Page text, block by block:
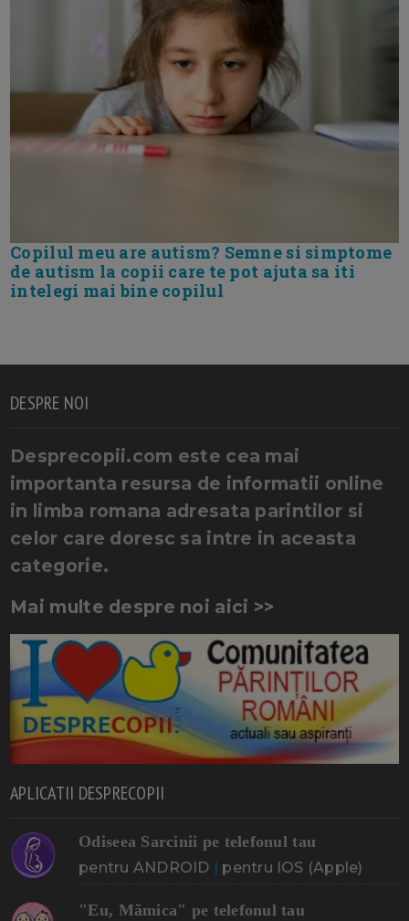
Copilul meu are autism? Semne si simptome
de autism la copii care te pot ajuta sa iti
intelegi mai bine copilul
DESPRE NOI
Desprecopii.com este cea mai
importanta resursa de informatii online
in limba romana adresata parintilor si
celor care doresc sa intre in aceasta
categorie.
Mai multe despre noi aici >>
APLICATII DESPRECOPII
Odiseea Sarcinii pe telefonul tau
pentru ANDROID | pentru IOS (Apple)
"Eu, Mămica" pe telefonul tau